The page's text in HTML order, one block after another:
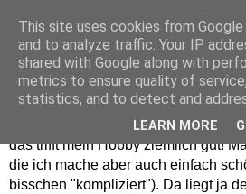
Willkommen in meinem
das trifft mein Hobby ziemlich gut!
die ich mache aber auch einfach
bisschen "kompliziert"). Da liegt ja
This site uses cookies from
and to analyze traffic. Your IP
shared with Google along with
metrics to ensure quality of
statistics, and to detect and
LEARN MORE